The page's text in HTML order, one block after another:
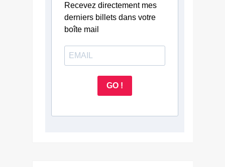
Recevez directement mes
derniers billets dans votre
boîte mail
GO !